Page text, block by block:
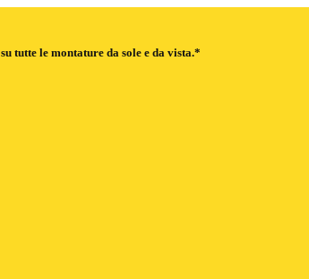
su tutte le montature da sole e da vista.*